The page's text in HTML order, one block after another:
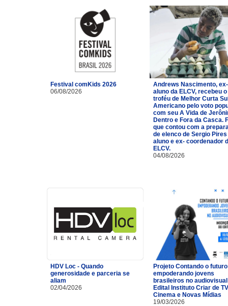
Festival comKids 2026
06/08/2026
Andrews Nascimento, ex-
aluno da ELCV, recebeu o
troféu de Melhor Curta
Americano pelo voto
com seu A Vida de
Dentro e Fora da Casca.
que contou com a
de elenco de Sergio
aluno e ex- coordenador
ELCV.
04/08/2026
HDV Loc - Quando
generosidade e parceria se
aliam
02/04/2026
Projeto Contando o
empoderando jovens
brasileiros no
Edital Instituto Criar de
Cinema e Novas Mídias
19/03/2026